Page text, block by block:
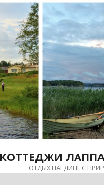
КОТТЕДЖИ
ОТДЫХ НАЕДИНЕ С